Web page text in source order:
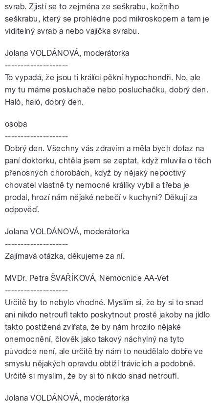
svrab. Zjistí se to zejména ze seškrabu, kožního
seškrabu, který se prohlédne pod mikroskopem a tam je
viditelný svrab a nebo vajíčka svrabu.
Jolana VOLDÁNOVÁ, moderátorka
--------------------
To vypadá, že jsou ti králíci pěkní hypochondři. No, ale
my tu máme posluchače nebo posluchačku, dobrý den.
Haló, haló, dobrý den.
osoba
--------------------
Dobrý den. Všechny vás zdravím a měla bych dotaz na
paní doktorku, chtěla jsem se zeptat, když mluvila o těch
přenosných chorobách, když by nějaký nepoctivý
chovatel vlastně ty nemocné králíky vybil a třeba je
prodal, hrozí nám nějaké nebečí v kuchyni? Děkuji za
odpověď.
Jolana VOLDÁNOVÁ, moderátorka
--------------------
Zajímavá otázka, děkujeme za ní.
MVDr. Petra ŠVAŘÍKOVÁ, Nemocnice AA-Vet
--------------------
Určitě by to nebylo vhodné. Myslím si, že by si to snad
ani nikdo netroufl takto poskytnout prostě jakoby na jídlo
takto postižená zvířata, že by nám hrozilo nějaké
onemocnění, člověk jako takový náchylný na tyto
původce není, ale určitě by nám to neudělalo dobře ve
smyslu nějakých opravdu obtíží trávicích a podobně.
Určitě si myslím, že by si to nikdo snad netroufl.
Jolana VOLDÁNOVÁ, moderátorka